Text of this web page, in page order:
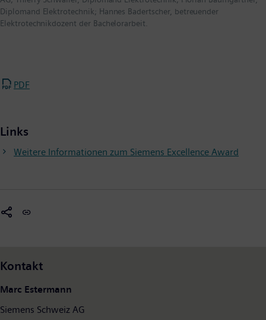
Diplomand Elektrotechnik; Hannes Badertscher, betreuender
Elektrotechnikdozent der Bachelorarbeit.
PDF
Links
Weitere Informationen zum Siemens Excellence Award
Kontakt
Marc Estermann
Siemens Schweiz AG